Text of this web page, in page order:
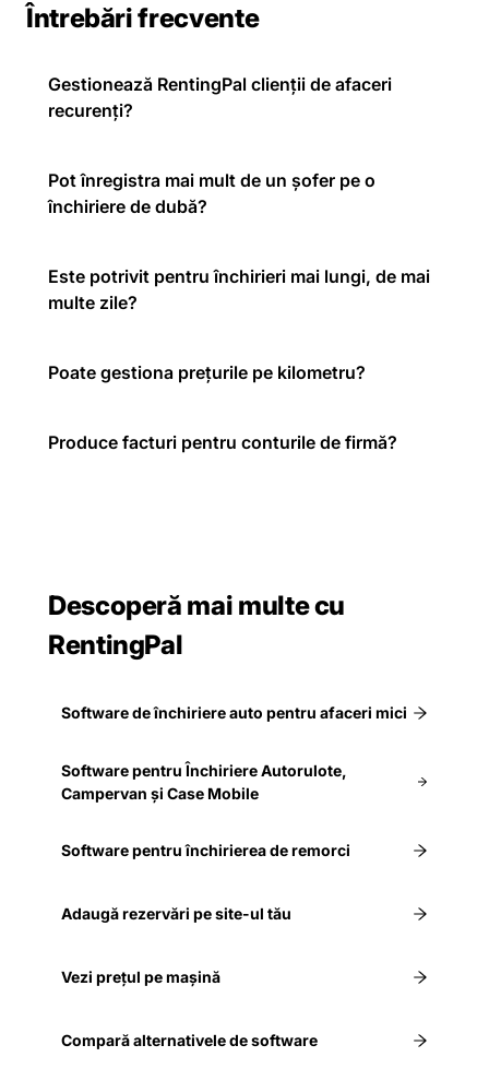
Întrebări frecvente
Gestionează RentingPal clienții de afaceri
recurenți?
Pot înregistra mai mult de un șofer pe o
închiriere de dubă?
Este potrivit pentru închirieri mai lungi, de mai
multe zile?
Poate gestiona prețurile pe kilometru?
Produce facturi pentru conturile de firmă?
Descoperă mai multe cu
RentingPal
Software de închiriere auto pentru afaceri mici
Software pentru Închiriere Autorulote,
Campervan și Case Mobile
Software pentru închirierea de remorci
Adaugă rezervări pe site-ul tău
Vezi prețul pe mașină
Compară alternativele de software